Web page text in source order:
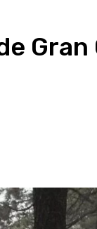
Gran